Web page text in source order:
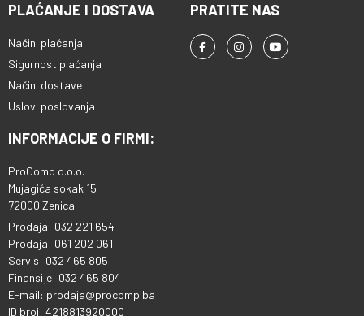
PLAĆANJE I DOSTAVA
Načini plaćanja
Sigurnost plaćanja
Načini dostave
Uslovi poslovanja
PRATITE NAS
INFORMACIJE O FIRMI:
ProComp d.o.o.
Mujagića sokak 15
72000 Zenica
Prodaja: 032 221 654
Prodaja: 061 202 061
Servis: 032 465 805
Finansije: 032 465 804
E-mail: prodaja@procomp.ba
ID broj: 4218813920000